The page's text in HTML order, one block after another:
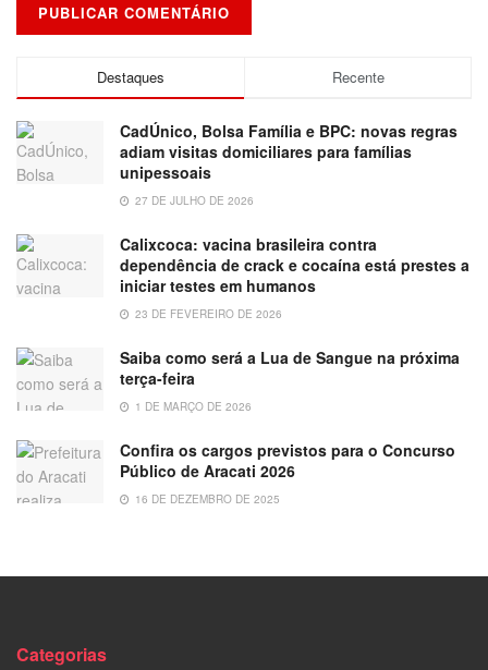
Destaques Recente
CadÚnico, Bolsa Família e BPC: novas regras
adiam visitas domiciliares para famílias
unipessoais
27 DE JULHO DE 2026
Calixcoca: vacina brasileira contra
dependência de crack e cocaína está prestes a
iniciar testes em humanos
23 DE FEVEREIRO DE 2026
Saiba como será a Lua de Sangue na próxima
terça-feira
1 DE MARÇO DE 2026
Confira os cargos previstos para o Concurso
Público de Aracati 2026
16 DE DEZEMBRO DE 2025
Categorias